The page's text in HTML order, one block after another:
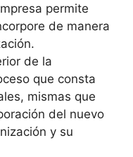
permite
de manera
de la
que consta
mismas que
del nuevo
y su